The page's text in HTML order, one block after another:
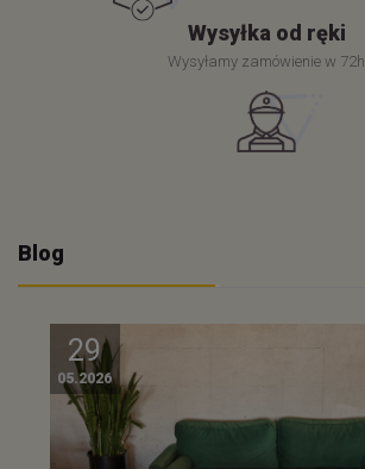
Wysyłka od ręki
Wysyłamy zamówienie w 72h
Blog
29
05.2026